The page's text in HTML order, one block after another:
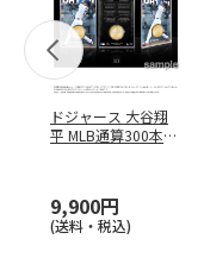
ドジャース 大谷翔
平 MLB通算300本塁
9,900円
(送料・税込)